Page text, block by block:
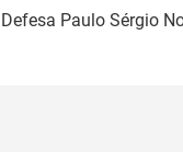
Paulo Sérgio